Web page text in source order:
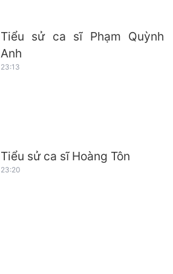
Tiểu sử ca sĩ Phạm Quỳnh
Anh
23:13
Tiểu sử ca sĩ Hoàng Tôn
23:20